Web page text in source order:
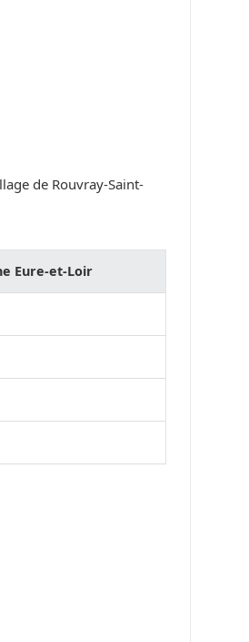
de Rouvray-Saint-
Eure-et-Loir